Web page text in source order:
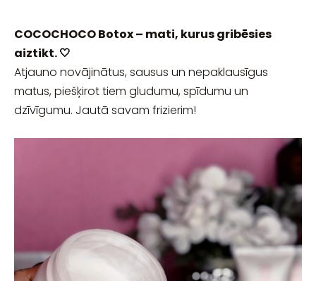
COCOCHOCO Botox – mati, kurus gribēsies
aiztikt. 🤍
Atjauno novājinātus, sausus un nepaklausīgus
matus, piešķirot tiem gludumu, spīdumu un
dzīvīgumu. Jautā savam frizierim!